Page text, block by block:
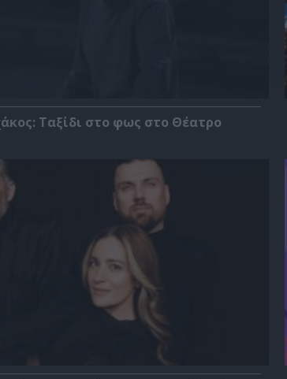
Ταξίδι στο φως στο Θέατρο